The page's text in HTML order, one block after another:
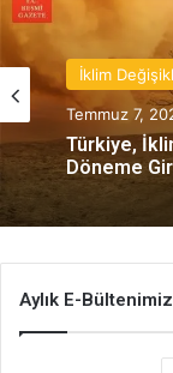
İklim
Temmuz 7,
Türkiye,
Döneme
Aylık E-